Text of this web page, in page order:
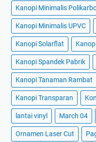
Kanopi Minimalis
Kanopi Minimalis UPVC
Kanopi Solarflat
Kanopi Spandek Pabrik
Kanopi Tanaman Rambat
Kanopi Transparan
lantai vinyl March 04
Ornamen Laser Cut